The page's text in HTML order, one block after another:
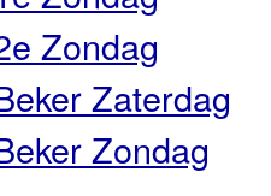
Zondag
Zaterdag
Zondag